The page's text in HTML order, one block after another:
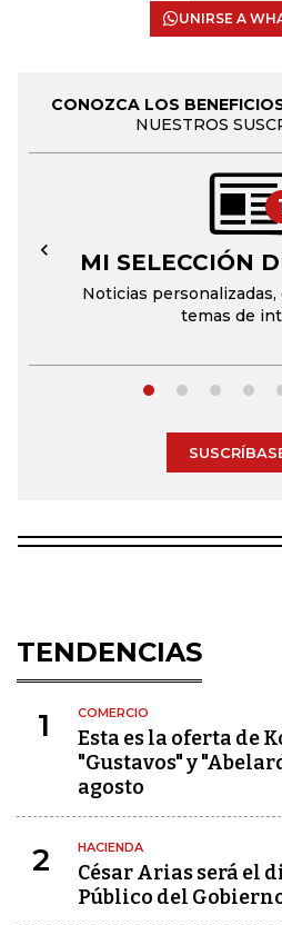
UNIRSE A
CONOZCA LOS
NUESTROS
MI SELECCIÓN
Noticias personalizadas,
temas de
←
TENDENCIAS
1 COMERCIO
Esta es la oferta de
"Gustavos" y
agosto
2 HACIENDA
César Arias será el
Público del